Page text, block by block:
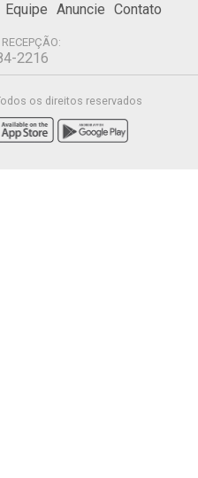
Equipe Anuncie Contato
2216
os direitos reservados